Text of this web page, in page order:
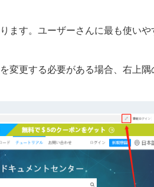
す。ユーザーさんに最も使いや
変更する必要がある場合、右上隅